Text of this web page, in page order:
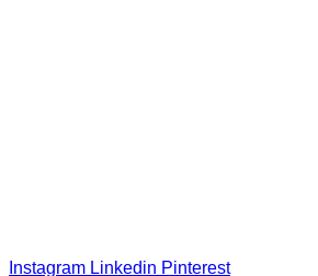
Instagram Linkedin Pinterest